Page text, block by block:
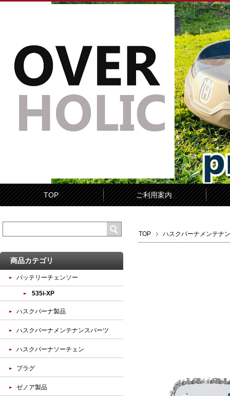
TOP ご利用案内
TOP ハスクバーナメンテナ
商品カテゴリ
バッテリーチェンソー
535i-XP
ハスクバーナ製品
ハスクバーナメンテナンスパーツ
ハスクバーナソーチェン
プラグ
ゼノア製品